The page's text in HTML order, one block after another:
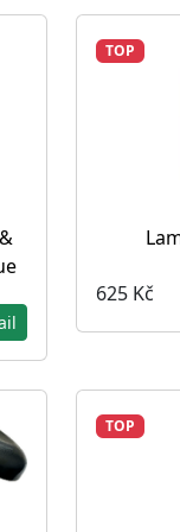
TOP
625 Kč
TOP